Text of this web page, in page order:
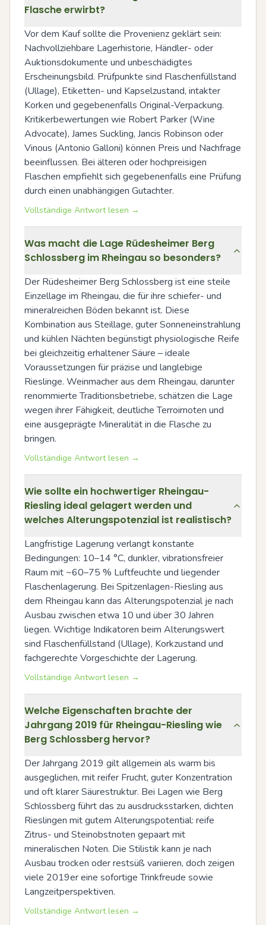
Flasche erwirbt?
Vor dem Kauf sollte die Provenienz geklärt sein:
Nachvollziehbare Lagerhistorie, Händler- oder
Auktionsdokumente und unbeschädigtes
Erscheinungsbild. Prüfpunkte sind Flaschenfüllstand
(Ullage), Etiketten- und Kapselzustand, intakter
Korken und gegebenenfalls Original-Verpackung.
Kritikerbewertungen wie Robert Parker (Wine
Advocate), James Suckling, Jancis Robinson oder
Vinous (Antonio Galloni) können Preis und Nachfrage
beeinflussen. Bei älteren oder hochpreisigen
Flaschen empfiehlt sich gegebenenfalls eine Prüfung
durch einen unabhängigen Gutachter.
Vollständige Antwort lesen →
Was macht die Lage Rüdesheimer Berg
Schlossberg im Rheingau so besonders?
Der Rüdesheimer Berg Schlossberg ist eine steile
Einzellage im Rheingau, die für ihre schiefer- und
mineralreichen Böden bekannt ist. Diese
Kombination aus Steillage, guter Sonneneinstrahlung
und kühlen Nächten begünstigt physiologische Reife
bei gleichzeitig erhaltener Säure – ideale
Voraussetzungen für präzise und langlebige
Rieslinge. Weinmacher aus dem Rheingau, darunter
renommierte Traditionsbetriebe, schätzen die Lage
wegen ihrer Fähigkeit, deutliche Terroirnoten und
eine ausgeprägte Mineralität in die Flasche zu
bringen.
Vollständige Antwort lesen →
Wie sollte ein hochwertiger Rheingau-
Riesling ideal gelagert werden und
welches Alterungspotenzial ist realistisch?
Langfristige Lagerung verlangt konstante
Bedingungen: 10–14 °C, dunkler, vibrationsfreier
Raum mit ~60–75 % Luftfeuchte und liegender
Flaschenlagerung. Bei Spitzenlagen-Riesling aus
dem Rheingau kann das Alterungspotenzial je nach
Ausbau zwischen etwa 10 und über 30 Jahren
liegen. Wichtige Indikatoren beim Alterungswert
sind Flaschenfüllstand (Ullage), Korkzustand und
fachgerechte Vorgeschichte der Lagerung.
Vollständige Antwort lesen →
Welche Eigenschaften brachte der
Jahrgang 2019 für Rheingau-Riesling wie
Berg Schlossberg hervor?
Der Jahrgang 2019 gilt allgemein als warm bis
ausgeglichen, mit reifer Frucht, guter Konzentration
und oft klarer Säurestruktur. Bei Lagen wie Berg
Schlossberg führt das zu ausdrucksstarken, dichten
Rieslingen mit gutem Alterungspotential: reife
Zitrus- und Steinobstnoten gepaart mit
mineralischen Noten. Die Stilistik kann je nach
Ausbau trocken oder restsüß variieren, doch zeigen
viele 2019er eine sofortige Trinkfreude sowie
Langzeitperspektiven.
Vollständige Antwort lesen →